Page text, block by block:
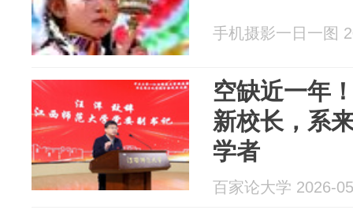
手机摄影一日一图
空缺近一年
新校长，系
学者
百家论大学 2026-